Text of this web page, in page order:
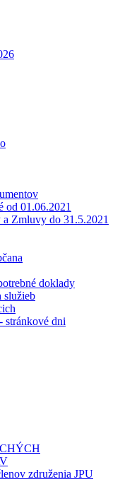
od 01.06.2021
Zmluvy do 31.5.2021
doklady
služieb
stránkové dni
združenia JPU